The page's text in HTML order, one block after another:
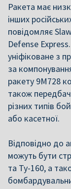
Ракета має
інших
повідомляє
Defense
уніфіковане з
за
ракету 9М728
також
різних типів
або касетної.
Відповідно до
можуть бути
та Ту-160, а